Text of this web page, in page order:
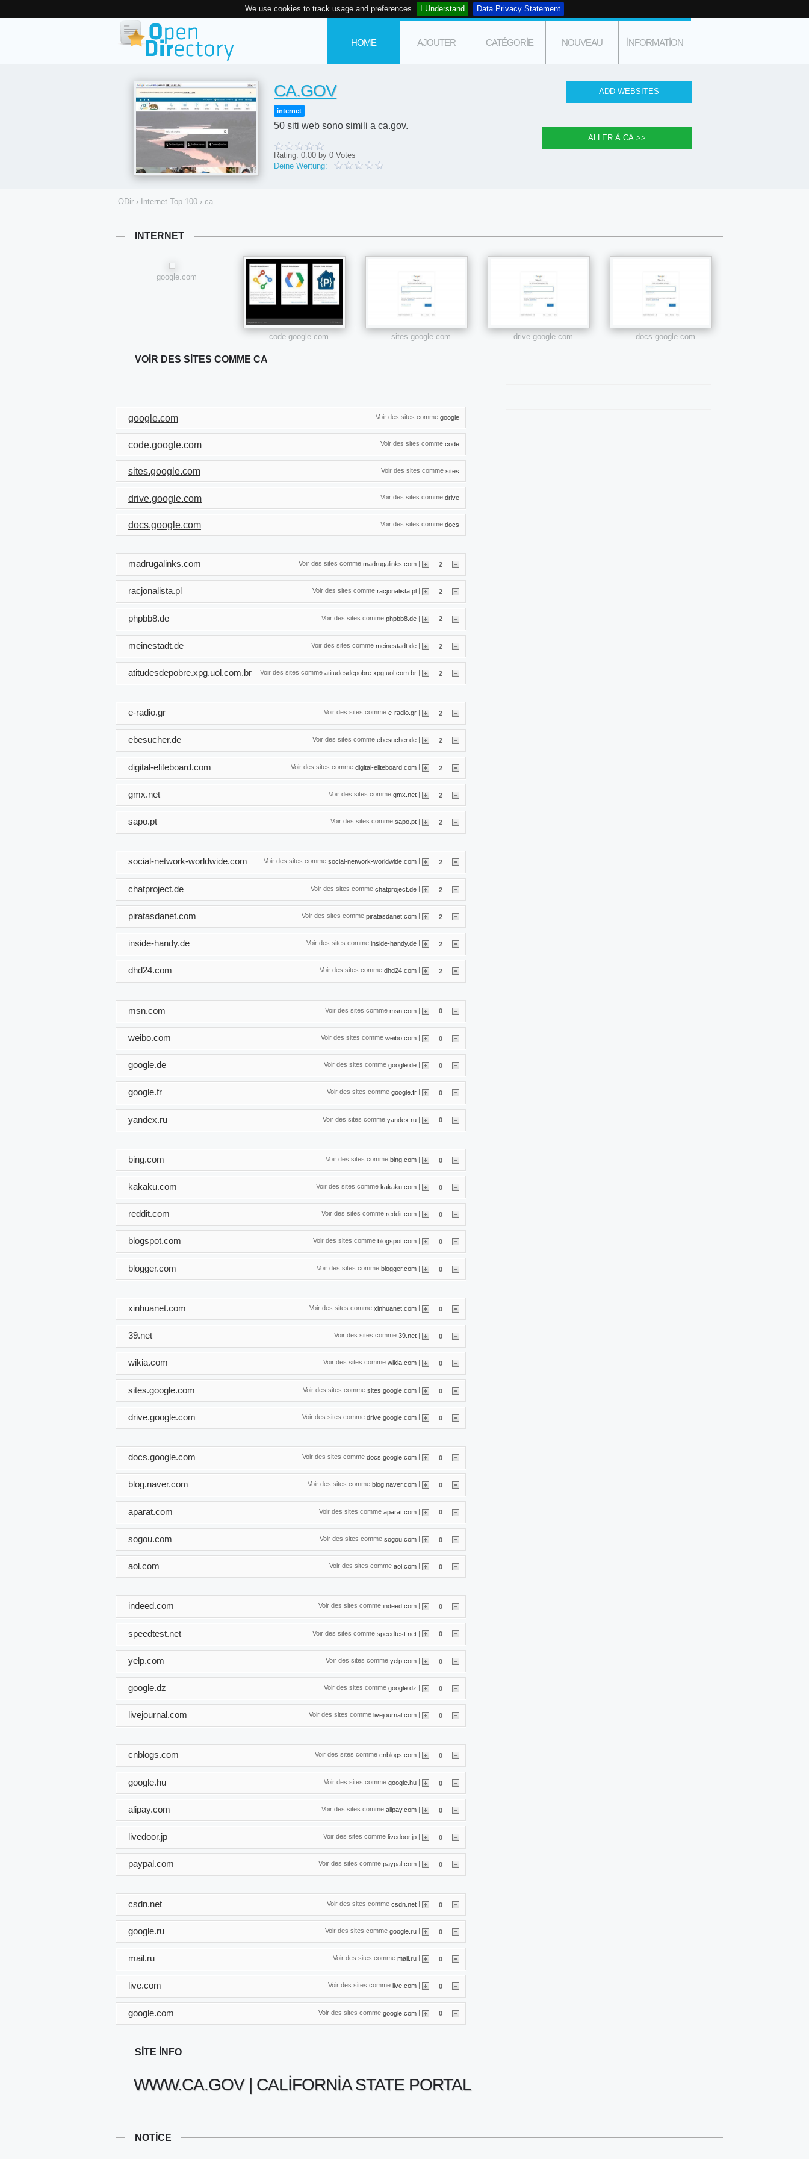
We use cookies to track usage and preferences I Understand Data Privacy Statement
HOME AJOUTER CATÉGORIE NOUVEAU INFORMATION
CA.GOV
internet
50 siti web sono simili a ca.gov.
Rating: 0.00 by 0 Votes
Deine Wertung:
ODir › Internet Top 100 › ca
INTERNET
google.com
code.google.com sites.google.com drive.google.com docs.google.com
VOIR DES SITES COMME CA
Voir des sites comme google
google.com
Voir des sites comme code
code.google.com
Voir des sites comme sites
sites.google.com
Voir des sites comme drive
drive.google.com
Voir des sites comme docs
docs.google.com
Voir des sites comme madrugalinks.com | 2
madrugalinks.com
Voir des sites comme racjonalista.pl 2
racjonalista.pl
Voir des sites comme phpbb8.de | 2
phpbb8.de
Voir des sites comme meinestadt.de | 2
meinestadt.de
Voir des sites comme atitudesdepobre.xpg.uol.com.br | 2
atitudesdepobre.xpg.uol.com.br
Voir des sites comme e-radio.gr 2
e-radio.gr
Voir des sites comme ebesucher.de 2
ebesucher.de
Voir des sites comme digital-eliteboard.com | 2
digital-eliteboard.com
Voir des sites comme gmx.net | 2
gmx.net
Voir des sites comme sapo.pt | 2
sapo.pt
Voir des sites comme social-network-worldwide.com 2
social-network-worldwide.com
Voir des sites comme chatproject.de | 2
chatproject.de
Voir des sites comme piratasdanet.com | 2
piratasdanet.com
Voir des sites comme inside-handy.de | 2
inside-handy.de
Voir des sites comme dhd24.com 2
dhd24.com
Voir des sites comme msn.com | 0
msn.com
Voir des sites comme weibo.com | 0
weibo.com
Voir des sites comme google.de | 0
google.de
Voir des sites comme google.fr 0
google.fr
Voir des sites comme yandex.ru | 0
yandex.ru
Voir des sites comme bing.com | 0
bing.com
Voir des sites comme kakaku.com | 0
kakaku.com
Voir des sites comme reddit.com 0
reddit.com
Voir des sites comme blogspot.com 0
blogspot.com
Voir des sites comme blogger.com | 0
blogger.com
Voir des sites comme xinhuanet.com | 0
xinhuanet.com
Voir des sites comme 39.net | 0
39.net
Voir des sites comme wikia.com 0
wikia.com
Voir des sites comme sites.google.com | 0
sites.google.com
Voir des sites comme drive.google.com | 0
drive.google.com
Voir des sites comme docs.google.com | 0
docs.google.com
Voir des sites comme blog.naver.com 0
blog.naver.com
Voir des sites comme aparat.com | 0
aparat.com
Voir des sites comme sogou.com | 0
sogou.com
Voir des sites comme aol.com | 0
aol.com
Voir des sites comme indeed.com 0
indeed.com
Voir des sites comme speedtest.net | 0
speedtest.net
Voir des sites comme yelp.com | 0
yelp.com
Voir des sites comme google.dz | 0
google.dz
Voir des sites comme livejournal.com 0
livejournal.com
Voir des sites comme cnblogs.com 0
cnblogs.com
Voir des sites comme google.hu | 0
google.hu
Voir des sites comme alipay.com | 0
alipay.com
Voir des sites comme livedoor.jp | 0
livedoor.jp
Voir des sites comme paypal.com 0
paypal.com
Voir des sites comme csdn.net | 0
csdn.net
Voir des sites comme google.ru | 0
google.ru
Voir des sites comme mail.ru | 0
mail.ru
Voir des sites comme live.com 0
live.com
Voir des sites comme google.com | 0
google.com
SITE INFO
WWW.CA.GOV | CALIFORNIA STATE PORTAL
NOTICE